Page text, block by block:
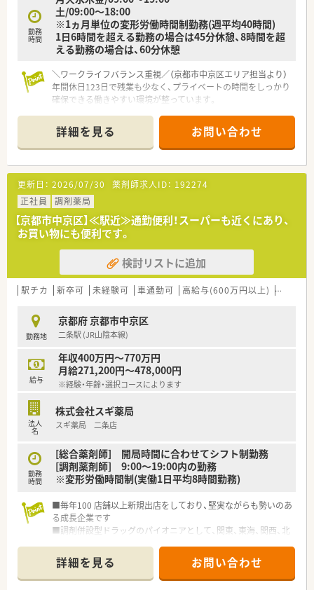
勤務
時間
土/09:00～18:00
※1ヵ月単位の変形労働時間制勤務(週平均40時間)
1日6時間を超える勤務の場合は45分休憩、8時間を超
える勤務の場合は、60分休憩
＼ワークライフバランス重視／（京都市中京区エリア担当より）
年間休日123日で残業も少なく、プライベートの時間をしっかり
確保できる働きやすい環境が整っています。
【店舗情報と応需状況について】
■烏丸御池駅から徒歩で5分ほどの場所に位置しており、通勤の
利便性が非常に高く、日々の通いやすさが大きな魅力の薬局で
す。
■内科や小児科など複数の医療機関が入る医療モール型で、処方
箋は1日290枚と非常に多くの枚数を応需しています。
■正社員12名を含む計15名の薬剤師が在籍しており、事務員も6
名体制を整えることで、円滑な店舗運営を実現している環境で
す。
【募集背景と求める人物像について】
■産休や育休の取得者が毎年多く発生しているため、組織体制を
強化し、将来の店長候補となり得る優秀な人材を急募していま
■地域連携薬局の薬剤師として意欲的に業務へ取り組める方や、
認定薬剤師の資格を保有しているキャリア志向の方を歓迎しま
す。
■特定の店舗固定ではなく、通勤圏内での異動やヘルプ対応に柔
軟な姿勢をお持ちの、協調性豊かな薬剤師を求めている状況で
す。
■想定年収は400万円から600万円の幅で提示されており、ご経
験や前職の年収、面接での評価を十分に考慮の上で決定されま
■入社時に店長候補として高く評価された場合には、特別調整手
当として店長手当と同額の35,000円が支給される制度がありま
す。
60％負担するほか、初期費用や引越費用も全額会社が負担いた
します。
社平均の残業時間も月11時間程度とワークライフバランスが良
好です。
詳細を見る お問い合わせ
更新日： 2026/07/30 薬剤師求人ID： 192274
正社員
調剤薬局
【京都市中京区】≪駅近≫通勤便利！スーパーも近くにあり、
お買い物にも便利です。
検討リストに追加
駅チカ 新卒可 未経験可 車通勤可 高給与(600万円以上) 認定薬
勤務地
京都府 京都市中京区
二条駅 (JR山陰本線)
給与
年収400万円～770万円
月給271,200円～478,000円
※経験・年齢・選択コースによります
法人
名
株式会社スギ薬局
スギ薬局 二条店
勤務
時間
[総合薬剤師] 開局時間に合わせてシフト制勤務
[調剤薬剤師] 9:00～19:00内の勤務
※変形労働時間制(実働1日平均8時間勤務)
■毎年100 店舗以上新規出店をしており、堅実ながらも勢いのあ
る成長企業です
■調剤併設型ドラッグのパイオニアとして、関東、東海、関西、北
■研修制度は様々なプランがあり、集合研修だけでなく任意で受
講可能な研修も幅広く用意されています
■店舗で活躍する従業員、社外で活躍する従業員、将来経営幹部
詳細を見る お問い合わせ